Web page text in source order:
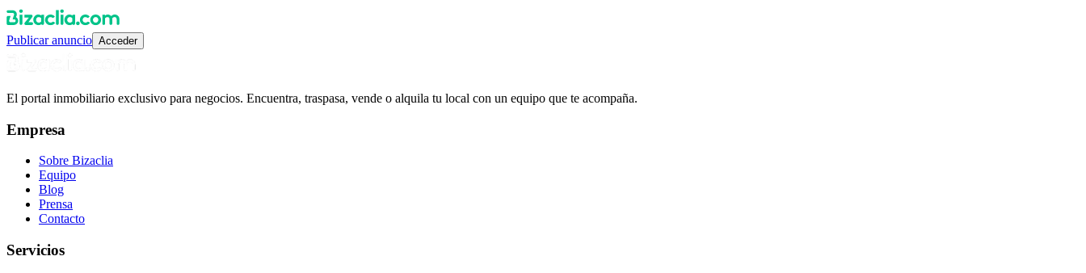
Publicar anuncio Acceder
El portal inmobiliario exclusivo para negocios. Encuentra, traspasa, vende o alquila tu local con un equipo que te acompaña.
Empresa
Sobre Bizaclia
Equipo
Blog
Prensa
Contacto
Servicios